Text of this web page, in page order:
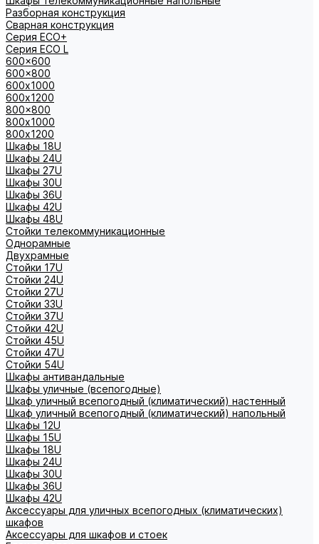
Разборная конструкция
Сварная конструкция
Серия ECO+
Серия ECO L
600x600
600x800
600х1000
600х1200
800x800
800х1000
800х1200
Шкафы 18U
Шкафы 24U
Шкафы 27U
Шкафы 30U
Шкафы 36U
Шкафы 42U
Шкафы 48U
Стойки телекоммуникационные
Однорамные
Двухрамные
Стойки 17U
Стойки 24U
Стойки 27U
Стойки 33U
Стойки 37U
Стойки 42U
Стойки 45U
Стойки 47U
Стойки 54U
Шкафы антивандальные
Шкафы уличные (всепогодные)
Шкаф уличный всепогодный (климатический) настенный
Шкаф уличный всепогодный (климатический) напольный
Шкафы 12U
Шкафы 15U
Шкафы 18U
Шкафы 24U
Шкафы 30U
Шкафы 36U
Шкафы 42U
Аксессуары для уличных всепогодных (климатических)
шкафов
Аксессуары для шкафов и стоек